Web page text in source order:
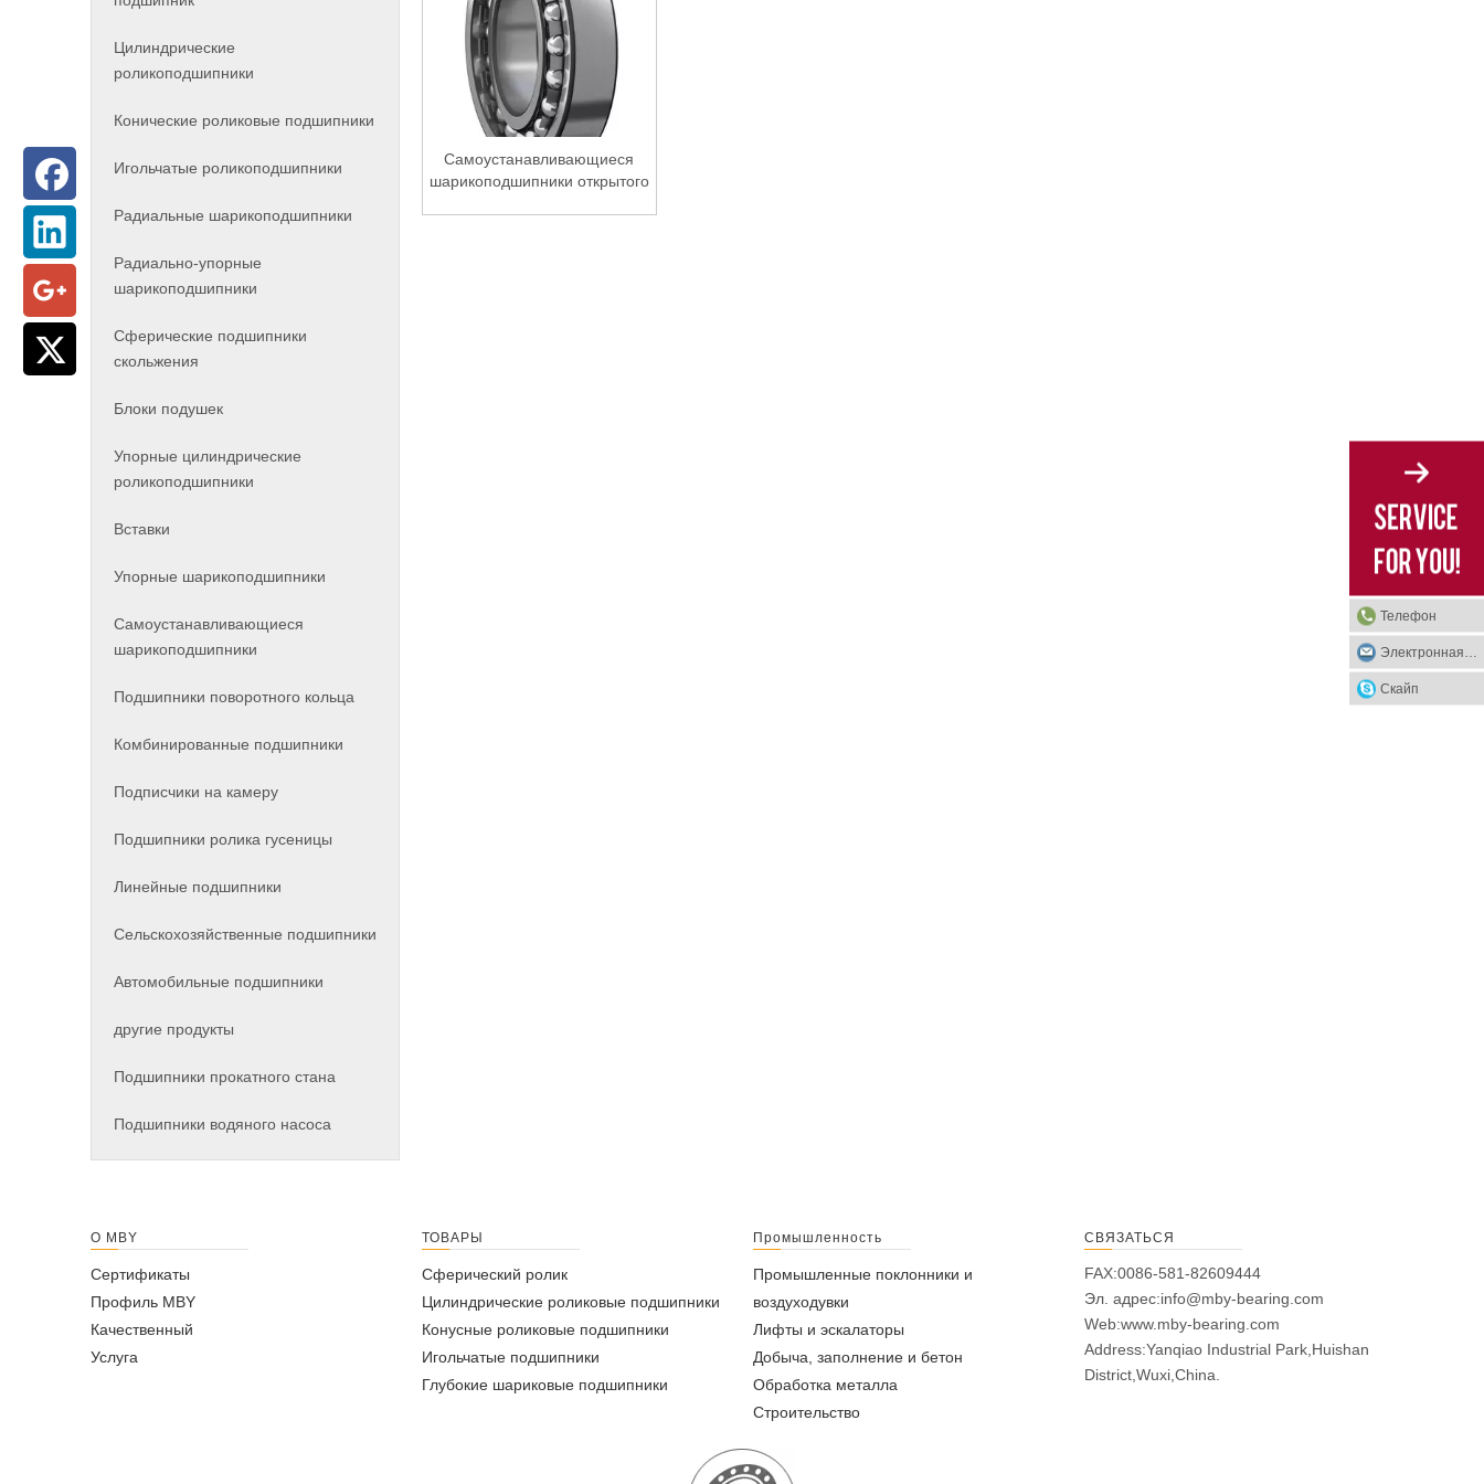
Цилиндрические
роликоподшипники
Конические роликовые подшипники
Игольчатые роликоподшипники
Радиальные шарикоподшипники
Радиально-упорные
шарикоподшипники
Сферические подшипники
скольжения
Блоки подушек
Упорные цилиндрические
роликоподшипники
Вставки
Упорные шарикоподшипники
Самоустанавливающиеся
шарикоподшипники
Подшипники поворотного кольца
Комбинированные подшипники
Подписчики на камеру
Подшипники ролика гусеницы
Линейные подшипники
Сельскохозяйственные подшипники
Автомобильные подшипники
другие продукты
Подшипники прокатного стана
Подшипники водяного насоса
Самоустанавливающиеся
шарикоподшипники открытого
О MBY
Сертификаты
Профиль MBY
Качественный
Услуга
ТОВАРЫ
Сферический ролик
Цилиндрические роликовые подшипники
Конусные роликовые подшипники
Игольчатые подшипники
Глубокие шариковые подшипники
Промышленность
Промышленные поклонники и
воздуходувки
Лифты и эскалаторы
Добыча, заполнение и бетон
Обработка металла
Строительство
СВЯЗАТЬСЯ
FAX:0086-581-82609444
Эл. адрес:info@mby-bearing.com
Web:www.mby-bearing.com
Address:Yanqiao Industrial Park,Huishan
District,Wuxi,China.
Телефон
Скайп